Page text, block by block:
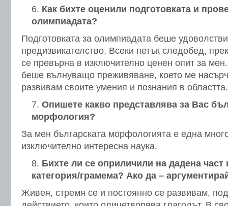
Как бихте оценили подготовката и
олимпиадата?
Подготовката за олимпиадата беше
предизвикателство. Всеки петък следобед,
се превърна в изключително ценен опит за
беше вълнуващо преживяване, което ме
развивам своите умения и познания в областта.
Опишете какво представлява за Вас
морфология?
За мен българската морфологията е една
изключително интересна наука.
Бихте ли се оприличили на дадена част
категория/грамема? Ако да –
Живея, стремя се и постоянно се развивам,